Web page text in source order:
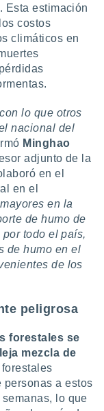
Esta estimación
costos
climáticos en
lo que otros
nacional del
Minghao
adjunto de la
en el
en el
en la
de humo de
todo el país,
de humo en el
de los
peligrosa
forestales se
mezcla de
personas a estos
lo que